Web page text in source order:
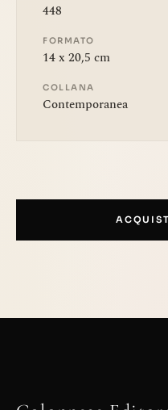
448
FORMATO
14 x 20,5 cm
COLLANA
Contemporanea